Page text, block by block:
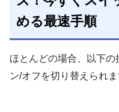
める最速手順
ほとんどの場合、以下
ン/オフを切り替えられま